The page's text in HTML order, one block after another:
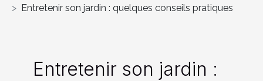
Entretenir son jardin : quelques conseils pratiques
Entretenir son jardin :